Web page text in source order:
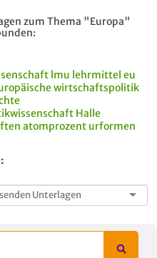
zum Thema "Europa"
lmu lehrmittel eu
wirtschaftspolitik
Halle
atomprozent urformen